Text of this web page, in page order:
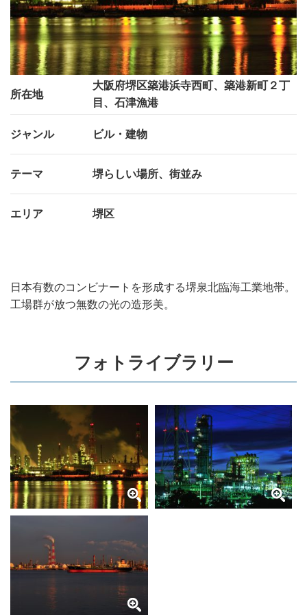
所在地
大阪府堺区築港浜寺西町、築港新町２丁
目、石津漁港
ジャンル ビル・建物
テーマ 堺らしい場所、街並み
エリア 堺区
日本有数のコンビナートを形成する堺泉北臨海工業地帯。
工場群が放つ無数の光の造形美。
フォトライブラリー